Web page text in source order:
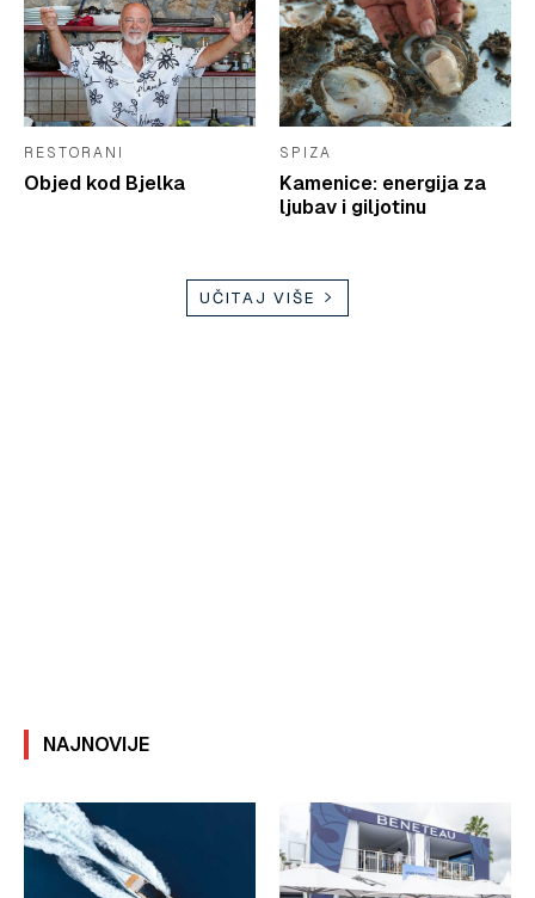
RESTORANI
Objed kod Bjelka
SPIZA
Kamenice: energija za
ljubav i giljotinu
UČITAJ VIŠE
NAJNOVIJE